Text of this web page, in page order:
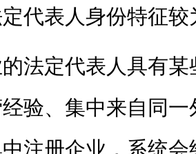
代表人身份特征较
法定代表人具有
验、集中来自同
注册企业，系统